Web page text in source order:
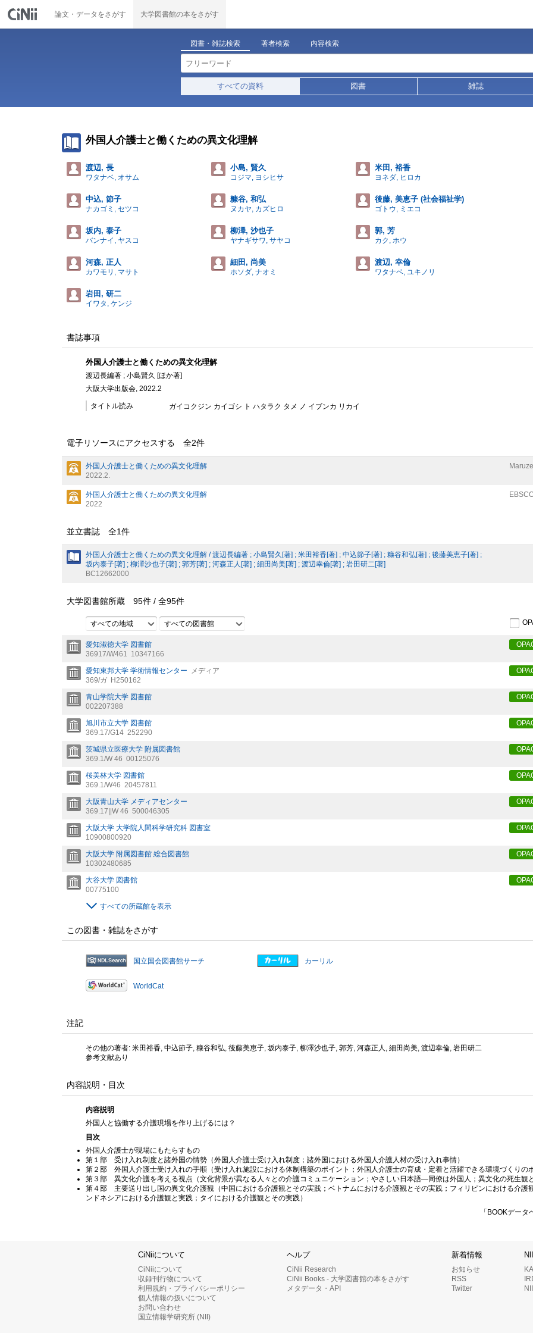
論文・データをさがす 大学図書館の本をさがす
図書・雑誌検索 著者検索 内容検索
すべての資料 図書 雑誌
外国人介護士と働くための異文化理解
渡辺, 長
ワタナベ, オサム
小島, 賢久
コジマ, ヨシヒサ
米田, 裕香
ヨネダ, ヒロカ
中込, 節子
ナカゴミ, セツコ
糠谷, 和弘
ヌカヤ, カズヒロ
後藤, 美恵子 (社会福祉学)
ゴトウ, ミエコ
坂内, 泰子
バンナイ, ヤスコ
柳澤, 沙也子
ヤナギサワ, サヤコ
郭, 芳
カク, ホウ
河森, 正人
カワモリ, マサト
細田, 尚美
ホソダ, ナオミ
渡辺, 幸倫
ワタナベ, ユキノリ
岩田, 研二
イワタ, ケンジ
書誌事項
外国人介護士と働くための異文化理解
渡辺長編著 ; 小島賢久 [ほか著]
大阪大学出版会, 2022.2
タイトル読み ガイコクジン カイゴシ ト ハタラク タメ ノ イブンカ リカイ
電子リソースにアクセスする 全2件
外国人介護士と働くための異文化理解
2022.2.
外国人介護士と働くための異文化理解
2022
並立書誌 全1件
外国人介護士と働くための異文化理解 / 渡辺長編著 ; 小島賢久[著] ; 米田裕香[著] ; 中込節子[著] ; 糠谷和弘[著] ; 後藤美恵子[著] ;
坂内泰子[著] ; 柳澤沙也子[著] ; 郭芳[著] ; 河森正人[著] ; 細田尚美[著] ; 渡辺幸倫[著] ; 岩田研二[著]
BC12662000
大学図書館所蔵 95件 / 全95件
すべての地域 すべての図書館
愛知淑徳大学 図書館
36917/W461
10347166
愛知東邦大学 学術情報センター
メディア
369/ガ H250162
青山学院大学 図書館
002207388
旭川市立大学 図書館
369.17/G14 252290
茨城県立医療大学 附属図書館
369.1/W 46 00125076
桜美林大学 図書館
369.1/W46 20457811
大阪青山大学 メディアセンター
369.17||W 46 500046305
大阪大学 大学院人間科学研究科 図書室
10900800920
大阪大学 附属図書館 総合図書館
10302480685
大谷大学 図書館
00775100
すべての所蔵館を表示
この図書・雑誌をさがす
国立国会図書館サーチ カーリル
WorldCat
注記
その他の著者: 米田裕香, 中込節子, 糠谷和弘, 後藤美恵子, 坂内泰子, 柳澤沙也子, 郭芳, 河森正人, 細田尚美, 渡辺幸倫, 岩田研二
参考文献あり
内容説明・目次
内容説明
外国人と協働する介護現場を作り上げるには？
目次
外国人介護士が現場にもたらすもの
第１部 受け入れ制度と諸外国の情勢（外国人介護士受け入れ制度；諸外国における外国人介護人材の受け入れ事情）
第２部 外国人介護士受け入れの手順（受け入れ施設における体制構築のポイント；外国人介護士の育成・定着と活躍できる環境づくりのポ
第３部 異文化介護を考える視点（文化背景が異なる人々との介護コミュニケーション；やさしい日本語—同僚は外国人；異文化の死生観と
第４部 主要送り出し国の異文化介護観（中国における介護観とその実践；ベトナムにおける介護観とその実践；フィリピンにおける介護
ンドネシアにおける介護観と実践；タイにおける介護観とその実践）
「BOOKデータ
CiNiiについて
CiNiiについて
収録刊行物について
利用規約・プライバシーポリシー
個人情報の扱いについて
お問い合わせ
国立情報学研究所 (NII)
ヘルプ
CiNii Research
CiNii Books - 大学図書館の本をさがす
メタデータ・API
新着情報
お知らせ
RSS
Twitter